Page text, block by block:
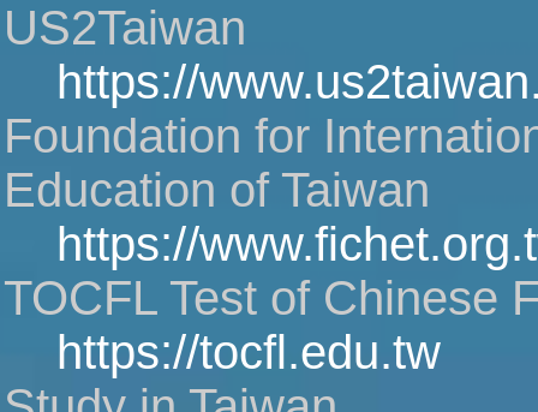
US2Taiwan
https://
Foundation for
Education of Taiwan
https://
TOCFL Test of Chinese
https://tocfl.edu.tw